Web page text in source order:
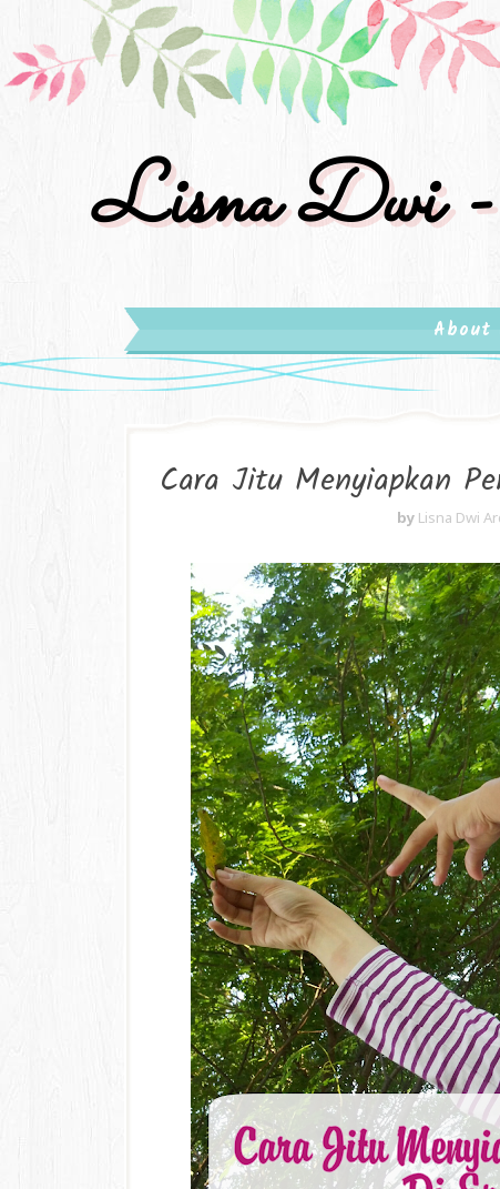
Lisna Dwi -
About
Cara Jitu Menyiapkan
by Lisna Dwi